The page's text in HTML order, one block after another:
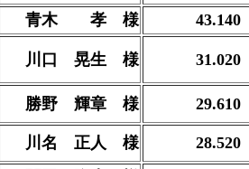
青木 孝 様 43.140
川口 晃生 様
勝野 輝章 様 29.610
川名 正人 様 28.520